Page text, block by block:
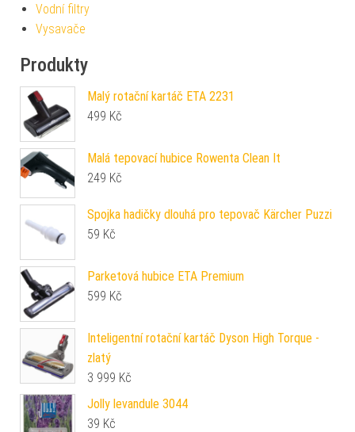
Vodní filtry
Vysavače
Produkty
Malý rotační kartáč ETA 2231
499 Kč
Malá tepovací hubice Rowenta Clean It
249 Kč
Spojka hadičky dlouhá pro tepovač Kärcher Puzzi
59 Kč
Parketová hubice ETA Premium
599 Kč
Inteligentní rotační kartáč Dyson High Torque -
zlatý
3 999 Kč
Jolly levandule 3044
39 Kč